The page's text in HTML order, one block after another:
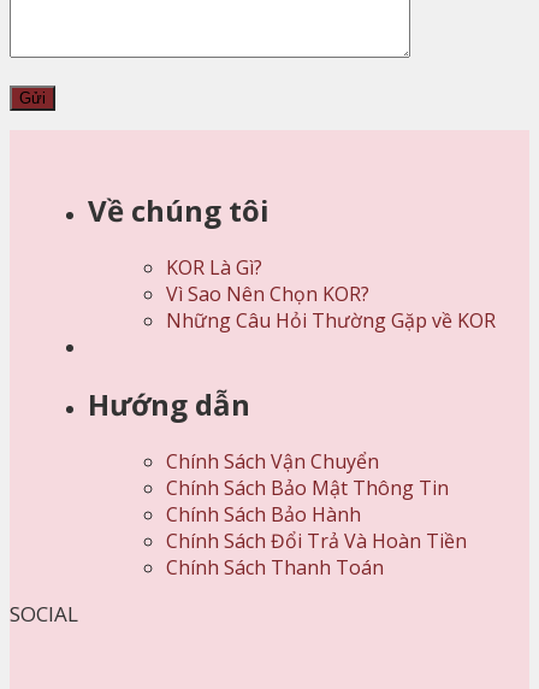
Về chúng tôi
KOR Là Gì?
Vì Sao Nên Chọn KOR?
Những Câu Hỏi Thường Gặp về KOR
Hướng dẫn
Chính Sách Vận Chuyển
Chính Sách Bảo Mật Thông Tin
Chính Sách Bảo Hành
Chính Sách Đổi Trả Và Hoàn Tiền
Chính Sách Thanh Toán
SOCIAL